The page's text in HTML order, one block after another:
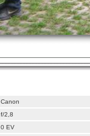
Canon
f/2,8
0 EV